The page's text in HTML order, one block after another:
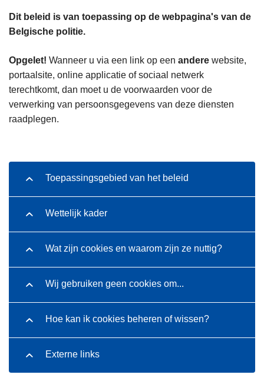
Dit beleid is van toepassing op de webpagina's van de
Belgische politie.
Opgelet! Wanneer u via een link op een andere website,
portaalsite, online applicatie of sociaal netwerk
terechtkomt, dan moet u de voorwaarden voor de
verwerking van persoonsgegevens van deze diensten
raadplegen.
Toepassingsgebied van het beleid
Wettelijk kader
Wat zijn cookies en waarom zijn ze nuttig?
Wij gebruiken geen cookies om...
Hoe kan ik cookies beheren of wissen?
Externe links